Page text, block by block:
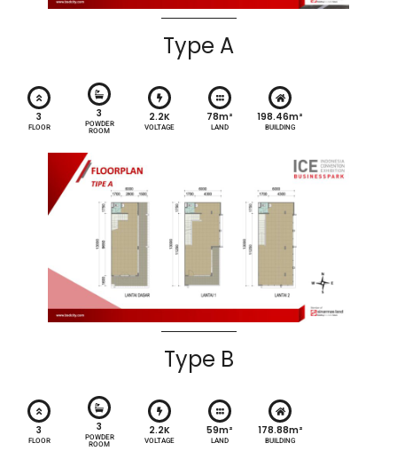
Type A
3
FLOOR
3
POWDER
ROOM
2.2K
VOLTAGE
78m²
LAND
198.46m²
BUILDING
Type B
3
FLOOR
3
POWDER
ROOM
2.2K
VOLTAGE
59m²
LAND
178.88m²
BUILDING